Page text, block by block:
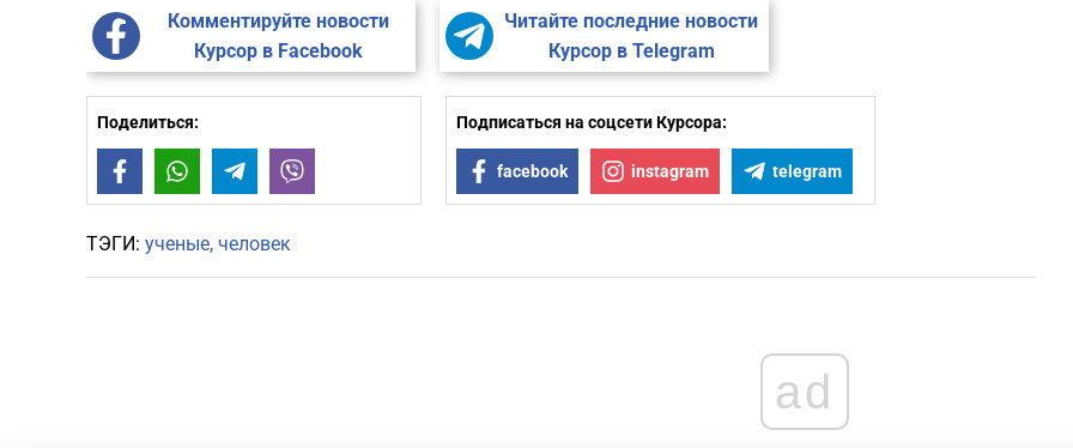
Комментируйте новости
Курсор в Facebook
Читайте последние новости
Курсор в Telegram
Поделиться:
FacebookWhatsAppTelegram
Подписаться на соцсети Курсора:
facebook instagram telegram
ТЭГИ: ученые человек
ad